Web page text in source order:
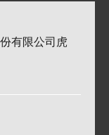
有限公司 虎